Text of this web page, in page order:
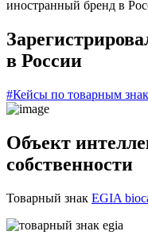
иностранный бренд в
в России
#Кейсы по товарным
Объект
собственности
Товарный знак EGIA